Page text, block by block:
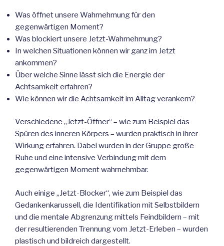
Was öffnet unsere Wahrnehmung für den
gegenwärtigen Moment?
Was blockiert unsere Jetzt-Wahrnehmung?
In welchen Situationen können wir ganz im Jetzt
ankommen?
Über welche Sinne lässt sich die Energie der
Achtsamkeit erfahren?
Wie können wir die Achtsamkeit im Alltag verankern?
Verschiedene „Jetzt-Öffner“ – wie zum Beispiel das
Spüren des inneren Körpers – wurden praktisch in ihrer
Wirkung erfahren. Dabei wurden in der Gruppe große
Ruhe und eine intensive Verbindung mit dem
gegenwärtigen Moment wahrnehmbar.
Auch einige „Jetzt-Blocker“, wie zum Beispiel das
Gedankenkarussell, die Identifikation mit Selbstbildern
und die mentale Abgrenzung mittels Feindbildern – mit
der resultierenden Trennung vom Jetzt-Erleben – wurden
plastisch und bildreich dargestellt.